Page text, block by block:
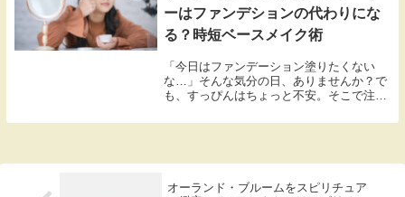
ーはファンデションの代わりにな
る？時短ベースメイク術
「今日はファンデーション塗りたくない
な…」そんな気分の日、ありませんか？で
も、すっぴんはちょっと不安。そこで注目
ー。これ1本でベースメイクが完成するっ
オーランド・ブルームをスピリチュア